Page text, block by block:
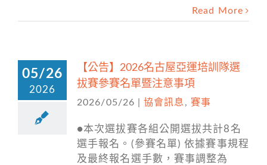
Read More
05/26
2026
【公告】2026名古屋亞運培訓隊選
拔賽參賽名單暨注意事項
2026/05/26 協會訊息 , 賽事
●本次選拔賽各組公開選拔共計8名
選手報名。(參賽名單) 依據賽事規程
及最終報名選手數，賽事調整為